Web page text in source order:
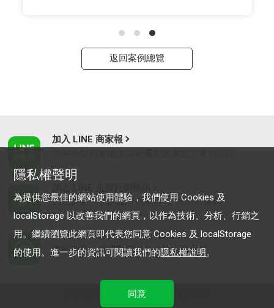
返回案例總覽
加入 LINE 商家報
為企業客戶提供最新市場趨勢, 應用與案例
LINE Biz-Solutions YouTube
實用教學、成功案例等多樣化影音內容
服務條款
隱私權聲明
為提供您最佳的網站使用體驗，我們使用 Cookies 及
localStorage 以改善我們的網頁，以作為技術、分析、行銷之
用。繼續瀏覽此網頁即代表您同意 Cookies 及 localStorage
的使用。進一步的資訊可閱讀我們的隱私權說明。
同意